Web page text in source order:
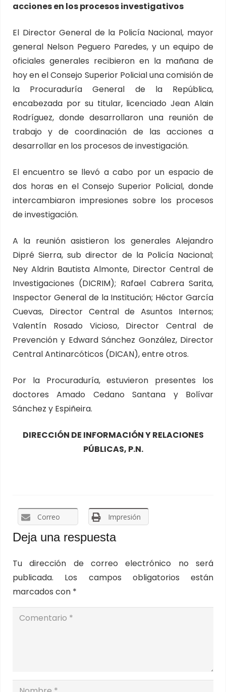
acciones en los procesos investigativos
El Director General de la Policía Nacional, mayor
general Nelson Peguero Paredes, y un equipo de
oficiales generales recibieron en la mañana de
hoy en el Consejo Superior Policial una comisión de
la Procuraduría General de la República,
encabezada por su titular, licenciado Jean Alain
Rodríguez, donde desarrollaron una reunión de
trabajo y de coordinación de las acciones a
desarrollar en los procesos de investigación.
El encuentro se llevó a cabo por un espacio de
dos horas en el Consejo Superior Policial, donde
intercambiaron impresiones sobre los procesos
de investigación.
A la reunión asistieron los generales Alejandro
Dipré Sierra, sub director de la Policía Nacional;
Ney Aldrin Bautista Almonte, Director Central de
Investigaciones (DICRIM); Rafael Cabrera Sarita,
Inspector General de la Institución; Héctor García
Cuevas, Director Central de Asuntos Internos;
Valentín Rosado Vicioso, Director Central de
Prevención y Edward Sánchez González, Director
Central Antinarcóticos (DICAN), entre otros.
Por la Procuraduría, estuvieron presentes los
doctores Amado Cedano Santana y Bolívar
Sánchez y Espiñeira.
DIRECCIÓN DE INFORMACIÓN Y RELACIONES
PÚBLICAS, P.N.
Correo Impresión
Deja una respuesta
Tu dirección de correo electrónico no será
publicada.
Los campos obligatorios están
marcados con *